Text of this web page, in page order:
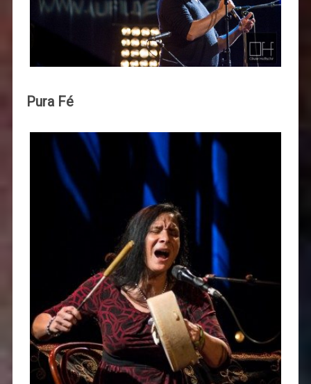
Pura Fé